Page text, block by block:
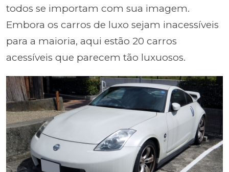
todos se importam com sua imagem.
Embora os carros de luxo sejam inacessíveis
para a maioria, aqui estão 20 carros
acessíveis que parecem tão luxuosos.